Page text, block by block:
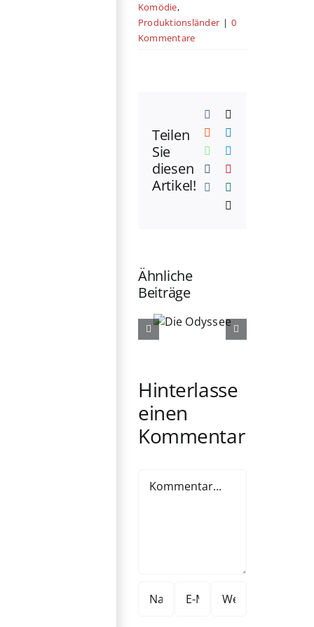
Komödie,
Produktionsländer | 0
Kommentare
Teilen
Sie
diesen
Artikel!
Facebook
Reddit
WhatsApp
Tumblr
Ähnliche
Beiträge
Hinterlasse
einen
Kommentar